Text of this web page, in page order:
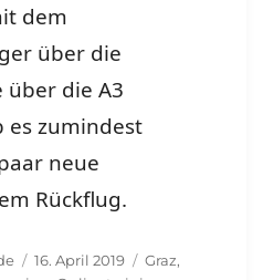
dem
über die
über die A3
es zumindest
neue
Rückflug.
Veröffentlicht
16. April 2019 Schlagwörter
Graz,